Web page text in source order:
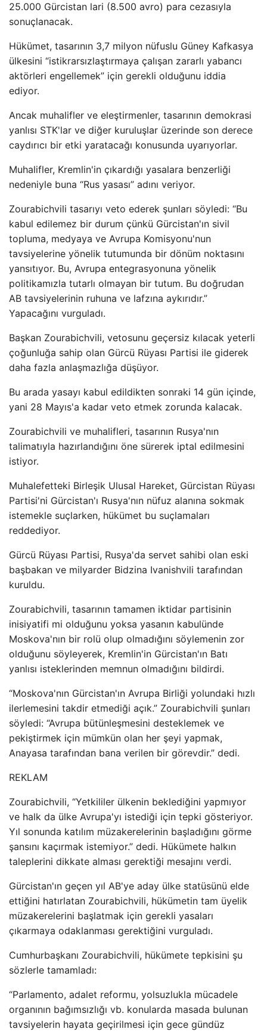
25.000 Gürcistan lari (8.500 avro) para cezasıyla
sonuçlanacak.
Hükümet, tasarının 3,7 milyon nüfuslu Güney Kafkasya
ülkesini “istikrarsızlaştırmaya çalışan zararlı yabancı
aktörleri engellemek” için gerekli olduğunu iddia
ediyor.
Ancak muhalifler ve eleştirmenler, tasarının demokrasi
yanlısı STK'lar ve diğer kuruluşlar üzerinde son derece
caydırıcı bir etki yaratacağı konusunda uyarıyorlar.
Muhalifler, Kremlin'in çıkardığı yasalara benzerliği
nedeniyle buna “Rus yasası” adını veriyor.
Zourabichvili tasarıyı veto ederek şunları söyledi: “Bu
kabul edilemez bir durum çünkü Gürcistan'ın sivil
topluma, medyaya ve Avrupa Komisyonu'nun
tavsiyelerine yönelik tutumunda bir dönüm noktasını
yansıtıyor. Bu, Avrupa entegrasyonuna yönelik
politikamızla tutarlı olmayan bir tutum. Bu doğrudan
AB tavsiyelerinin ruhuna ve lafzına aykırıdır.”
Yapacağını vurguladı.
Başkan Zourabichvili, vetosunu geçersiz kılacak yeterli
çoğunluğa sahip olan Gürcü Rüyası Partisi ile giderek
daha fazla anlaşmazlığa düşüyor.
Bu arada yasayı kabul edildikten sonraki 14 gün içinde,
yani 28 Mayıs'a kadar veto etmek zorunda kalacak.
Zourabichvili ve muhalifleri, tasarının Rusya'nın
talimatıyla hazırlandığını öne sürerek iptal edilmesini
istiyor.
Muhalefetteki Birleşik Ulusal Hareket, Gürcistan Rüyası
Partisi'ni Gürcistan'ı Rusya'nın nüfuz alanına sokmak
istemekle suçlarken, hükümet bu suçlamaları
reddediyor.
Gürcü Rüyası Partisi, Rusya'da servet sahibi olan eski
başbakan ve milyarder Bidzina Ivanishvili tarafından
kuruldu.
Zourabichvili, tasarının tamamen iktidar partisinin
inisiyatifi mi olduğunu yoksa yasanın kabulünde
Moskova'nın bir rolü olup olmadığını söylemenin zor
olduğunu söyleyerek, Kremlin'in Gürcistan'ın Batı
yanlısı isteklerinden memnun olmadığını bildirdi.
“Moskova'nın Gürcistan'ın Avrupa Birliği yolundaki hızlı
ilerlemesini takdir etmediği açık.” Zourabichvili şunları
söyledi: “Avrupa bütünleşmesini desteklemek ve
pekiştirmek için mümkün olan her şeyi yapmak,
Anayasa tarafından bana verilen bir görevdir.” dedi.
REKLAM
Zourabichvili, “Yetkililer ülkenin beklediğini yapmıyor
ve halk da ülke Avrupa'yı istediği için tepki gösteriyor.
Yıl sonunda katılım müzakerelerinin başladığını görme
şansını kaçırmak istemiyor.” dedi. Hükümete halkın
taleplerini dikkate alması gerektiği mesajını verdi.
Gürcistan'ın geçen yıl AB'ye aday ülke statüsünü elde
ettiğini hatırlatan Zourabichvili, hükümetin tam üyelik
müzakerelerini başlatmak için gerekli yasaları
çıkarmaya odaklanması gerektiğini vurguladı.
Cumhurbaşkanı Zourabichvili, hükümete tepkisini şu
sözlerle tamamladı:
“Parlamento, adalet reformu, yolsuzlukla mücadele
organının bağımsızlığı vb. konularda masada bulunan
tavsiyelerin hayata geçirilmesi için gece gündüz